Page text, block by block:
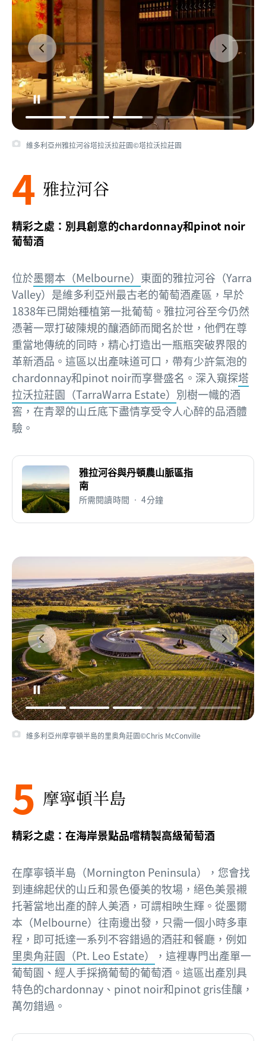
維多利亞州雅拉河谷塔拉沃拉莊園©塔拉沃拉莊園
4 雅拉河谷
精彩之處：別具創意的chardonnay和pinot noir
葡萄酒
位於墨爾本（Melbourne） 東面的雅拉河谷（Yarra
Valley）是維多利亞州最古老的葡萄酒產區，早於
1838年已開始種植第一批葡萄。雅拉河谷至今仍然
憑著一眾打破陳規的釀酒師而聞名於世，他們在尊
重當地傳統的同時，精心打造出一瓶瓶突破界限的
革新酒品。這區以出產味道可口，帶有少許氣泡的
chardonnay和pinot noir而享譽盛名。深入窺探塔
拉沃拉莊園（TarraWarra Estate） 別樹一幟的酒
窖，在青翠的山丘底下盡情享受令人心醉的品酒體
驗。
雅拉河谷與丹頓農山脈區指
南
所需閱讀時間 • 4分鐘
維多利亞州摩寧頓半島的里奥角莊園©Chris McConville
5 摩寧頓半島
精彩之處：在海岸景點品嚐精製高級葡萄酒
在摩寧頓半島（Mornington Peninsula），您會找
到連綿起伏的山丘和景色優美的牧場，絕色美景襯
托著當地出產的醉人美酒，可謂相映生輝。從墨爾
本（Melbourne）往南邊出發，只需一個小時多車
程，即可抵達一系列不容錯過的酒莊和餐廳，例如
里奥角莊園（Pt. Leo Estate）
，這裡專門出產單一
葡萄園、經人手採摘葡萄的葡萄酒。這區出產別具
特色的chardonnay、pinot noir和pinot gris佳釀，
萬勿錯過。